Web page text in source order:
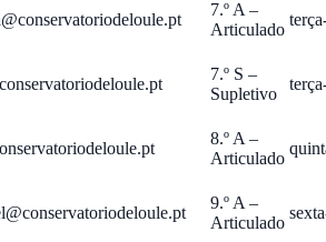
7.º A –
Articulado
7.º S –
Supletivo
8.º A –
Articulado
9.º A –
Articulado